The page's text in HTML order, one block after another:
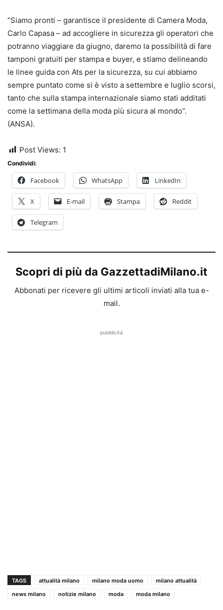
“Siamo pronti – garantisce il presidente di Camera Moda,
Carlo Capasa – ad accogliere in sicurezza gli operatori che
potranno viaggiare da giugno, daremo la possibilità di fare
tamponi gratuiti per stampa e buyer, e stiamo delineando
le linee guida con Ats per la sicurezza, su cui abbiamo
sempre puntato come si è visto a settembre e luglio scorsi,
tanto che sulla stampa internazionale siamo stati additati
come la settimana della moda più sicura al mondo”.
(ANSA).
Post Views: 1
Condividi:
Facebook WhatsApp LinkedIn
X E-mail Stampa Reddit
Telegram
Scopri di più da GazzettadiMilano.it
Abbonati per ricevere gli ultimi articoli inviati alla tua e-
mail.
pubblicità
TAGS attualità milano milano moda uomo
milano attualità
news milano
notizie milano moda moda milano